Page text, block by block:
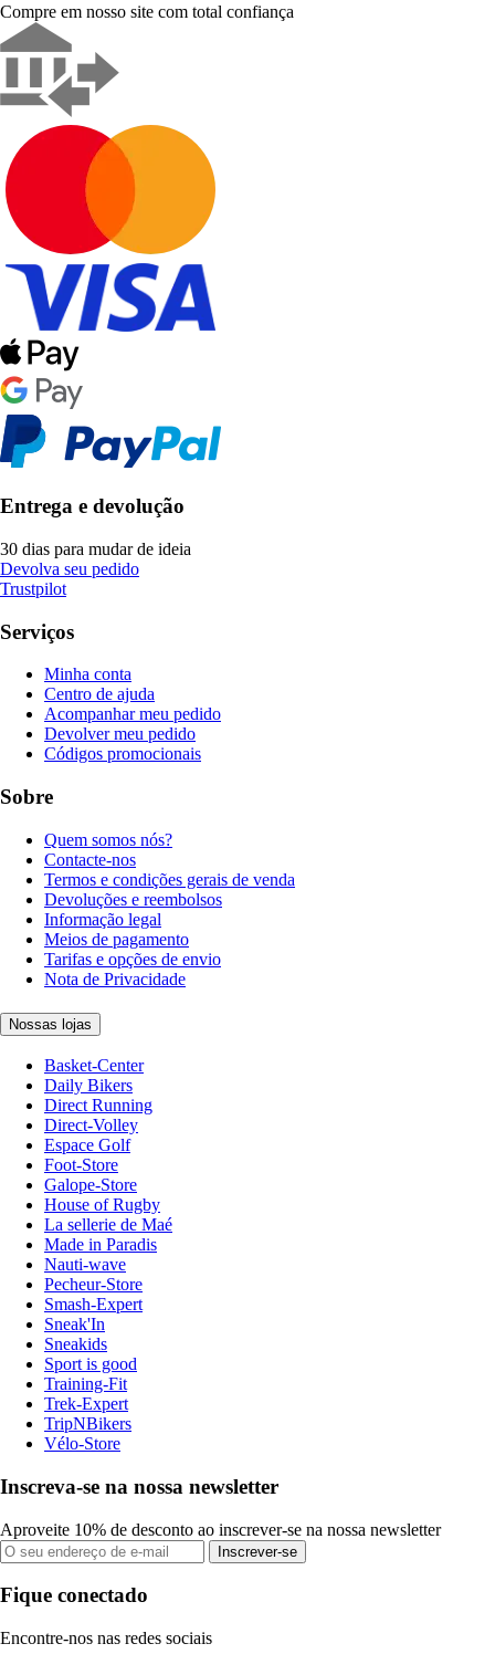
Compre em nosso site com total confiança
Entrega e devolução
30 dias para mudar de ideia
Devolva seu pedido
Trustpilot
Serviços
Minha conta
Centro de ajuda
Acompanhar meu pedido
Devolver meu pedido
Códigos promocionais
Sobre
Quem somos nós?
Contacte-nos
Termos e condições gerais de venda
Devoluções e reembolsos
Informação legal
Meios de pagamento
Tarifas e opções de envio
Nota de Privacidade
Nossas lojas
Basket-Center
Daily Bikers
Direct Running
Direct-Volley
Espace Golf
Foot-Store
Galope-Store
House of Rugby
La sellerie de Maé
Made in Paradis
Nauti-wave
Pecheur-Store
Smash-Expert
Sneak'In
Sneakids
Sport is good
Training-Fit
Trek-Expert
TripNBikers
Vélo-Store
Inscreva-se na nossa newsletter
Aproveite 10% de desconto ao inscrever-se na nossa newsletter
Inscrever-se
Fique conectado
Encontre-nos nas redes sociais